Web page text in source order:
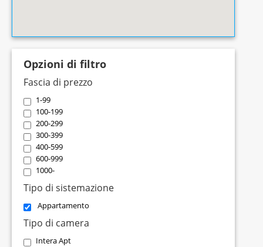
Opzioni di filtro
Fascia di prezzo
1-99
100-199
200-299
300-399
400-599
600-999
1000-
Tipo di sistemazione
Appartamento
Tipo di camera
Intera Apt